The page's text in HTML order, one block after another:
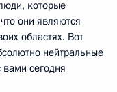
которые
они являются
областях. Вот
нейтральные
сегодня